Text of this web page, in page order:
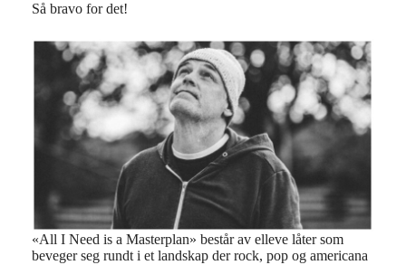
Så bravo for det!
«All I Need is a Masterplan» består av elleve låter som
beveger seg rundt i et landskap der rock, pop og americana